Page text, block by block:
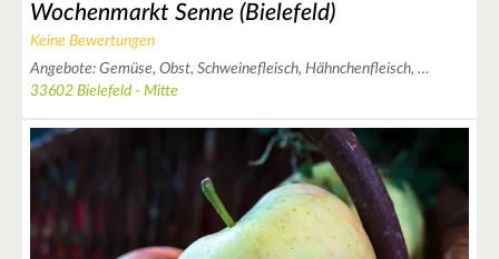
Wochenmarkt Senne (Bielefeld)
Keine Bewertungen
Angebote: Gemüse, Obst, Schweinefleisch, Hähnchenfleisch, …
33602 Bielefeld - Mitte